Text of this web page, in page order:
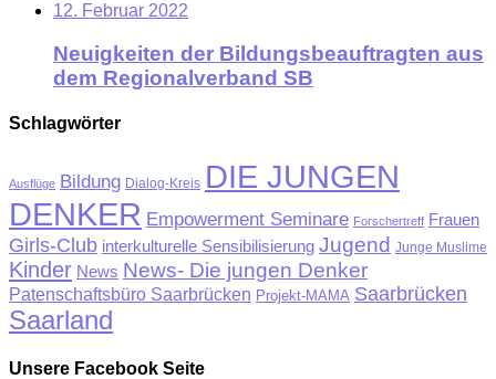
12. Februar 2022
Neuigkeiten der Bildungsbeauftragten aus
dem Regionalverband SB
Schlagwörter
Ausflüge Bildung Dialog-Kreis DIE JUNGEN
DENKER Empowerment Seminare Forschertreff Frauen
Girls-Club interkulturelle Sensibilisierung Jugend Junge Muslime
Kinder News News- Die jungen Denker
Patenschaftsbüro Saarbrücken Projekt-MAMA Saarbrücken
Saarland
Unsere Facebook Seite